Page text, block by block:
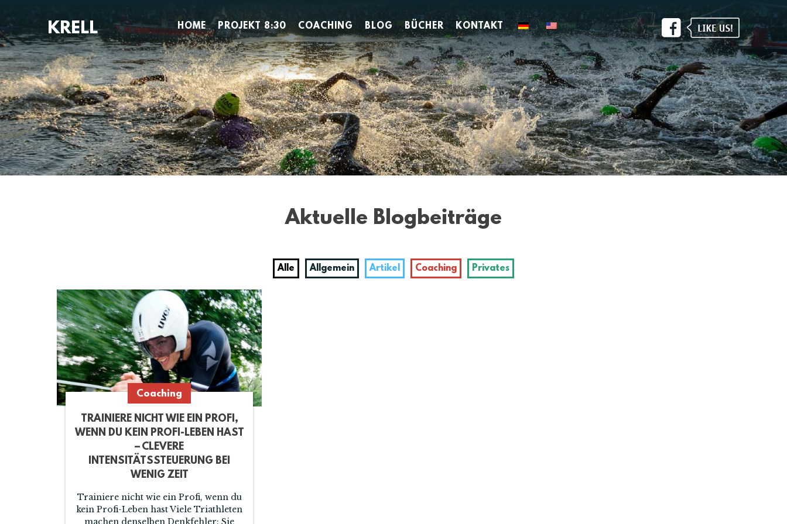
Inhalt
springen
HOME PROJEKT 8:30 COACHING BLOG BÜCHER KONTAKT
Aktuelle Blogbeiträge
Alle Allgemein Artikel Coaching Privates
Coaching
TRAINIERE NICHT WIE EIN PROFI,
WENN DU KEIN PROFI-LEBEN HAST
– CLEVERE
INTENSITÄTSSTEUERUNG BEI
WENIG ZEIT
Trainiere nicht wie ein Profi, wenn du
kein Profi-Leben hast Viele Triathleten
machen denselben Denkfehler: Sie